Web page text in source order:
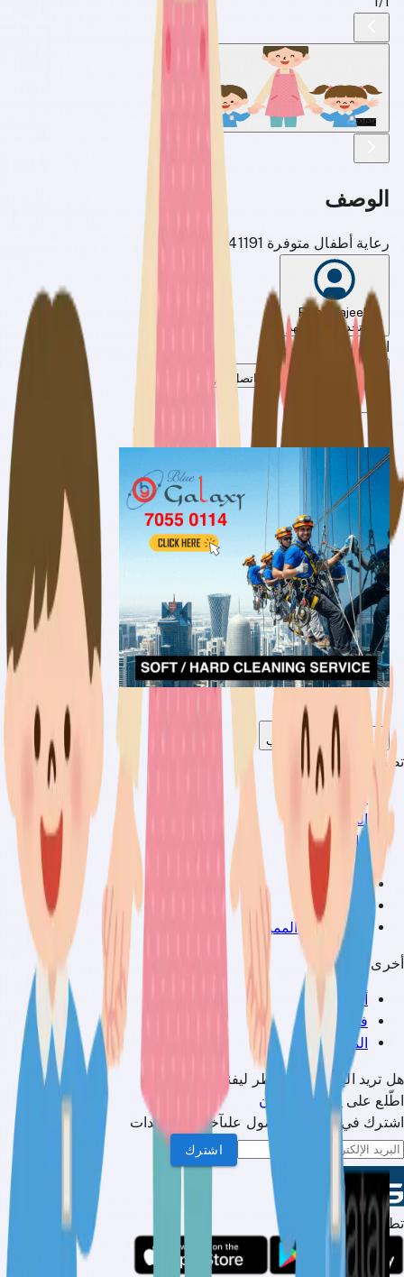
الوصف
رعاية أطفال متوفرة 30741191
Famy Najeeb
آخر تحديث منذ شهر
السعر عند الطلب
دردشة واتساب اتصل الآن
واتساب
تصفّح
العقارات
المركبات
الإعلانات
الخدمات
الوظائف
العروض
الاشتراكات المميزة
أخرى
أخبار
فعاليات
المجتمع
هل تريد الإعلان على قطر ليفنج؟
اطّلع على
صفحة الإعلان
اشترك في نشرتنا للحصول علىآخر المستجدات
اشترك
تطبيقنا للجوال